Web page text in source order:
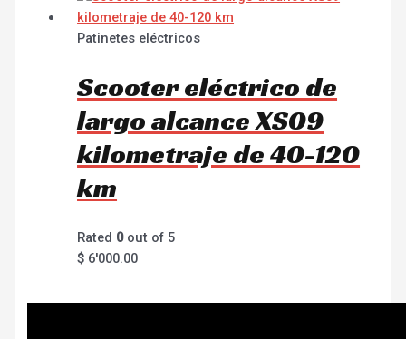
Patinetes eléctricos
Scooter eléctrico de
largo alcance XS09
kilometraje de 40-120
km
Rated 0out of 5
$ 6'000.00